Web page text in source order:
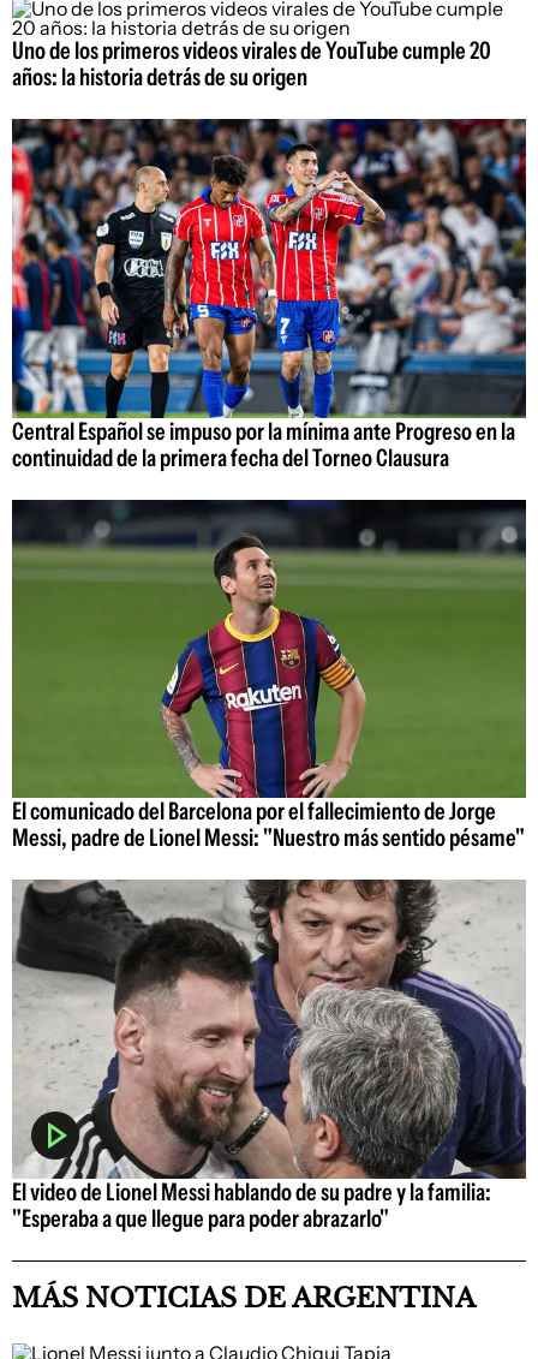
Uno de los primeros videos virales de YouTube cumple 20
años: la historia detrás de su origen
Central Español se impuso por la mínima ante Progreso en la
continuidad de la primera fecha del Torneo Clausura
El comunicado del Barcelona por el fallecimiento de Jorge
Messi, padre de Lionel Messi: "Nuestro más sentido pésame"
El video de Lionel Messi hablando de su padre y la familia:
"Esperaba a que llegue para poder abrazarlo"
MÁS NOTICIAS DE ARGENTINA